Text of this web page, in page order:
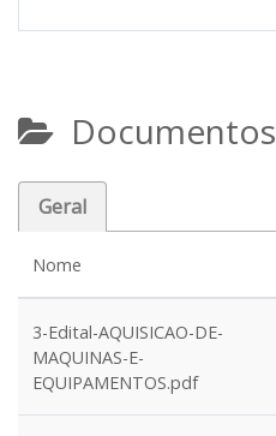
Documentos
Geral
Nome
3-Edital-AQUISICAO-DE-
MAQUINAS-E-
EQUIPAMENTOS.pdf